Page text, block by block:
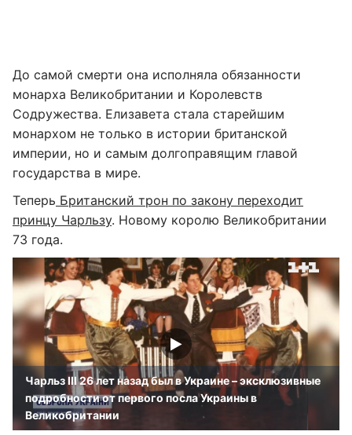
До самой смерти она исполняла обязанности
монарха Великобритании и Королевств
Содружества. Елизавета стала старейшим
монархом не только в истории британской
империи, но и самым долгоправящим главой
государства в мире.
Теперь Британский трон по закону переходит
принцу Чарльзу. Новому королю Великобритании
73 года.
Чарльз ІІІ 26 лет назад был в Украине – эксклюзивные
подробности от первого посла Украины в
Великобритании